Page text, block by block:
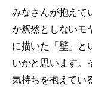
みなさんが抱えて
か釈然としないモ
に描いた「壁」と
いかと思います。
気持ちを抱えてい